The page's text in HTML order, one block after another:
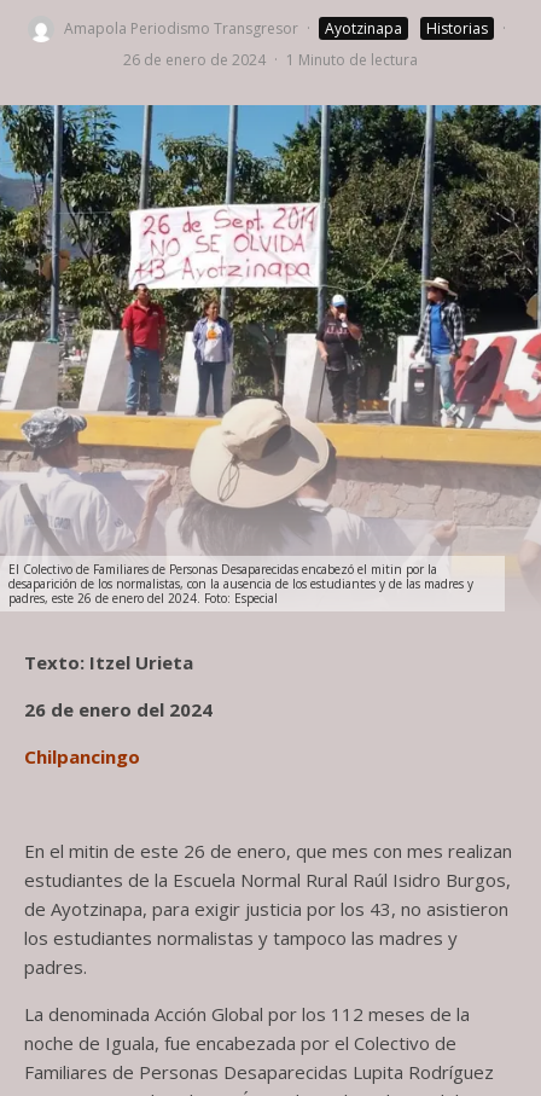
Amapola Periodismo Transgresor · Ayotzinapa Historias
·
26 de enero de 2024 · 1 Minuto de lectura
El Colectivo de Familiares de Personas Desaparecidas encabezó el mitin por la
desaparición de los normalistas, con la ausencia de los estudiantes y de las madres y
padres, este 26 de enero del 2024. Foto: Especial
Texto: Itzel Urieta
26 de enero del 2024
Chilpancingo
En el mitin de este 26 de enero, que mes con mes realizan
estudiantes de la Escuela Normal Rural Raúl Isidro Burgos,
de Ayotzinapa, para exigir justicia por los 43, no asistieron
los estudiantes normalistas y tampoco las madres y
padres.
La denominada Acción Global por los 112 meses de la
noche de Iguala, fue encabezada por el Colectivo de
Familiares de Personas Desaparecidas Lupita Rodríguez